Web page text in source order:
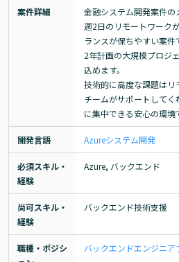
案件詳細
金融システム開発案件の
週2日のリモートワーク
ランスが保ちやすい案件
2年計画の大規模プロジ
込めます。
技術的に高度な課題は
チームがサポートして
に集中できる安心の環境
開発言語 Azureシステム開発
必須スキル・
経験
Azure, バックエンド
尚可スキル・
経験
バックエンド技術支援
職種・ポジシ
バックエンドエンジニア